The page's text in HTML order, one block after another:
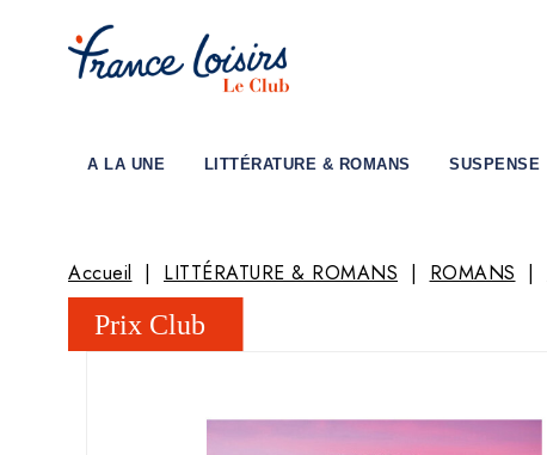
A LA UNE LITTÉRATURE & ROMANS SUSPENSE
Accueil LITTÉRATURE & ROMANS ROMANS